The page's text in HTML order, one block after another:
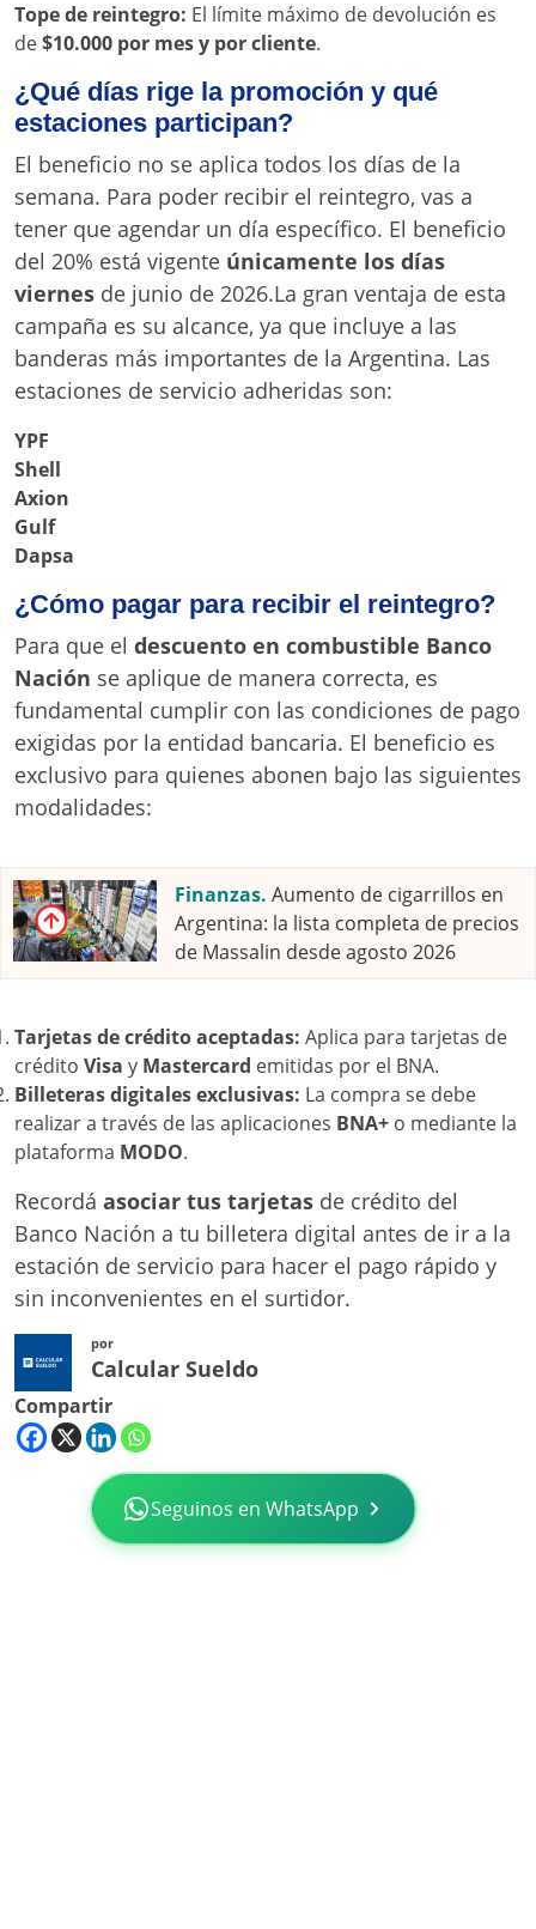
Tope de reintegro: El límite máximo de devolución es
de$10.000 por mes y por cliente.
¿Qué días rige la promoción y qué
estaciones participan?
El beneficio no se aplica todos los días de la
semana. Para poder recibir el reintegro, vas a
tener que agendar un día específico. El beneficio
del 20% está vigente únicamente los días
viernes de junio de 2026.La gran ventaja de esta
campaña es su alcance, ya que incluye a las
banderas más importantes de la Argentina. Las
estaciones de servicio adheridas son:
YPF
Shell
Axion
Gulf
Dapsa
¿Cómo pagar para recibir el reintegro?
Para que el descuento en combustible Banco
Nación se aplique de manera correcta, es
fundamental cumplir con las condiciones de pago
exigidas por la entidad bancaria. El beneficio es
exclusivo para quienes abonen bajo las siguientes
modalidades:
Finanzas. Aumento de cigarrillos en
Argentina: la lista completa de precios
de Massalin desde agosto 2026
Tarjetas de crédito aceptadas: Aplica para tarjetas de
crédito Visa y Mastercard emitidas por el BNA.
Billeteras digitales exclusivas: La compra se debe
realizar a través de las aplicaciones BNA+ o mediante la
plataforma MODO.
Recordá asociar tus tarjetas de crédito del
Banco Nación a tu billetera digital antes de ir a la
estación de servicio para hacer el pago rápido y
sin inconvenientes en el surtidor.
por
Calcular Sueldo
Compartir
Seguinos en WhatsApp